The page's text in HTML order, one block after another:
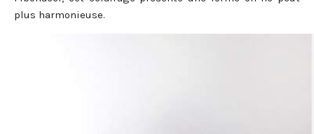
plus harmonieuse.